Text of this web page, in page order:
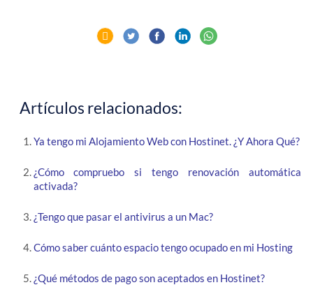
Artículos relacionados:
Ya tengo mi Alojamiento Web con Hostinet. ¿Y Ahora Qué?
¿Cómo compruebo si tengo renovación automática
activada?
¿Tengo que pasar el antivirus a un Mac?
Cómo saber cuánto espacio tengo ocupado en mi Hosting
¿Qué métodos de pago son aceptados en Hostinet?